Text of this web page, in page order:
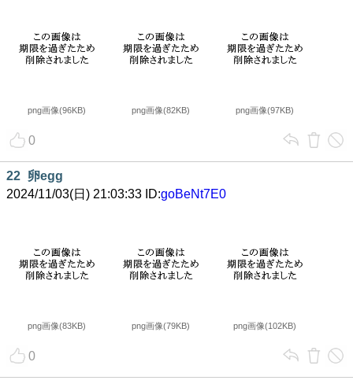
png画像(96KB) png画像(82KB) png画像(97KB)
0
22 卵egg
2024/11/03(日) 21:03:33 ID:goBeNt7E0
png画像(83KB) png画像(79KB) png画像(102KB)
0